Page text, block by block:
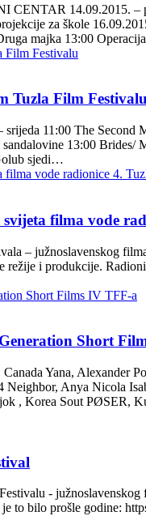
14.09.2015. –
za škole
majka 13:00
Tuzla Film Festivalu
11:00 The
13:00 Brides/
sjedi…
filma vode
– južnoslavenskog
i produkcije.
Short
Yana, Alexander
Anya Nicola
, Korea Sout PØSER,
-
to bilo prošle godine: